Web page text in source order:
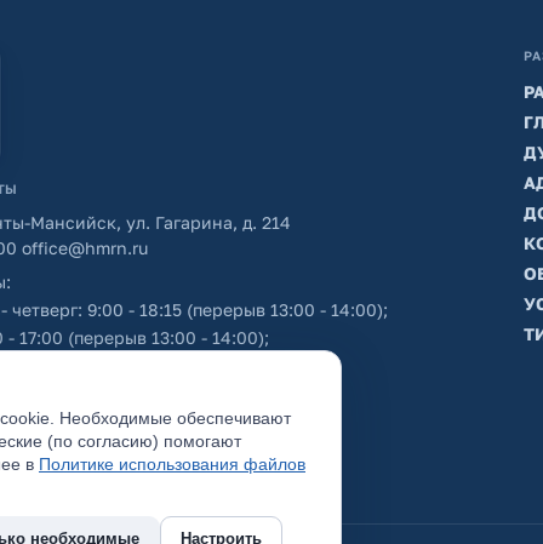
Мансийск, ул. Гагарина, д. 214
office@hmrn.ru
четверг: 9:00 - 18:15 (перерыв 13:00 - 14:00);
- 17:00 (перерыв 13:00 - 14:00);
персональных данных
Необходимые обеспечивают
(по согласию) помогают
в Политике использования файлов
необходимые Настроить